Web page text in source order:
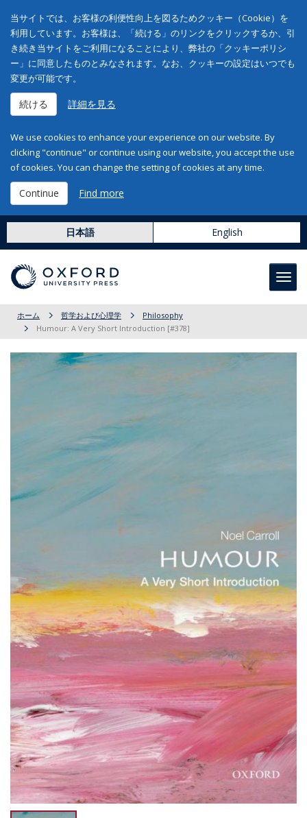
当サイトでは、お客様の利便性向上を図るためクッキー（Cookie）を
利用しています。お客様は、「続ける」のリンクをクリックするか、引
き続き当サイトをご利用になることにより、弊社の「クッキーポリシ
ー」に同意したものとみなされます。なお、クッキーの設定はいつでも
変更が可能です。
続ける 詳細を見る
We use cookies to enhance your experience on our website. By
clicking "continue" or continue using our website, you accept the use
of cookies. You can change the setting of cookies at any time.
Continue Find more
日本語 English
ホーム 哲学および心理学
Philosophy
Humour: A Very Short Introduction [#378]